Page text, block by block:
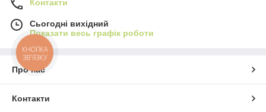
Контакти
Сьогодні вихідний
Показати весь графік роботи
Про нас
Контакти
КНОПКА
ЗВ'ЯЗКУ